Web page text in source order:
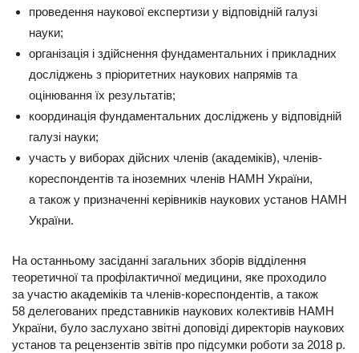
проведення наукової експертизи у відповідній галузі
науки;
організація і здійснення фундаментальних і прикладних
досліджень з пріоритетних наукових напрямів та
оцінювання їх результатів;
координація фундаментальних досліджень у відповідній
галузі науки;
участь у виборах дійсних членів (академіків), членів-
кореспондентів та іноземних членів НАМН України,
а також у призначенні керівників наукових установ НАМН
України.
На останньому засіданні загальних зборів відділення
теоретичної та профілактичної медицини, яке проходило
за участю академіків та членів-кореспондентів, а також
58 делегованих представників наукових колективів НАМН
України, було заслухано звітні доповіді директорів наукових
установ та рецензентів звітів про підсумки роботи за 2018 р.